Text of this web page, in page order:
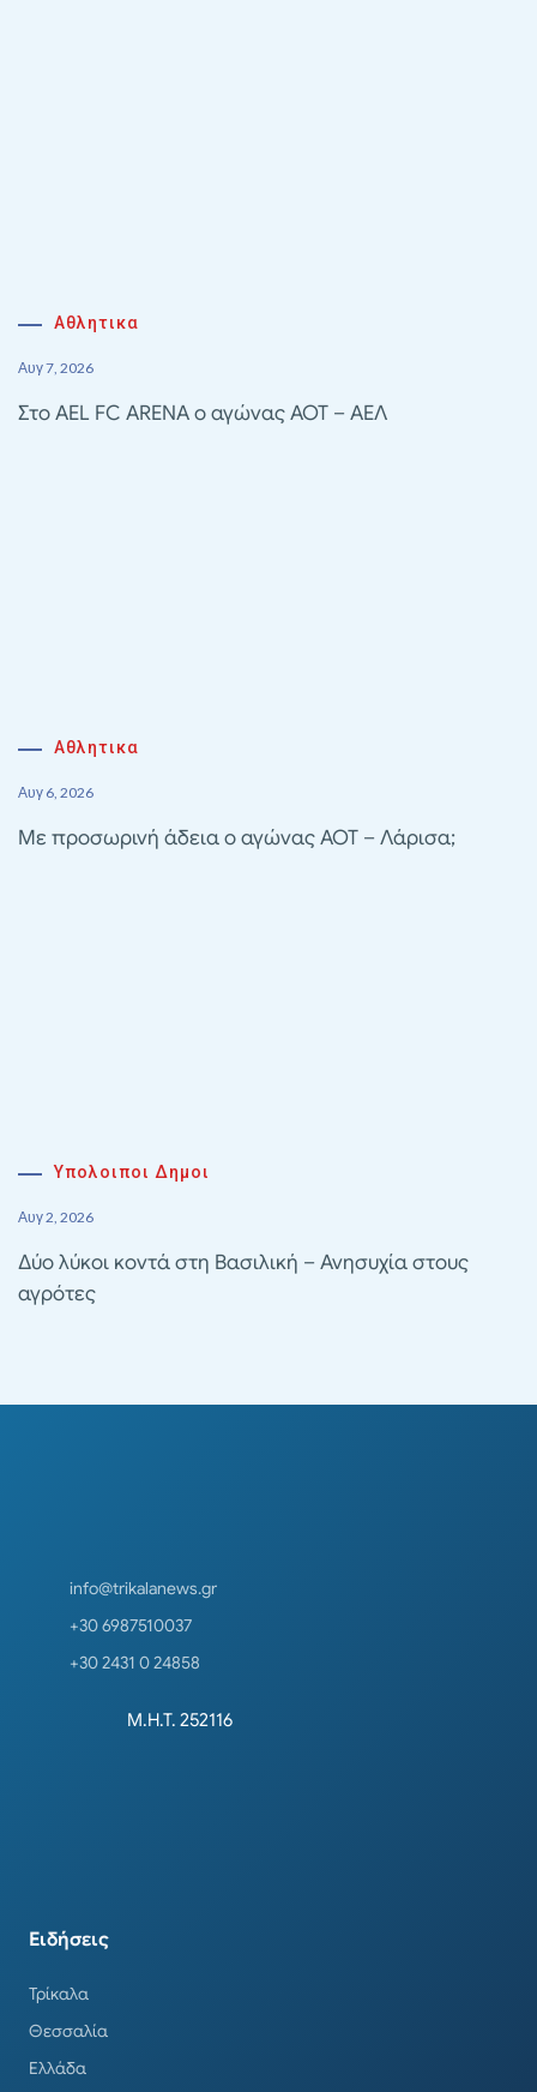
Αθλητικα
Αυγ 7, 2026
Στο AEL FC ARENA ο αγώνας ΑΟΤ – ΑΕΛ
Αθλητικα
Αυγ 6, 2026
Με προσωρινή άδεια ο αγώνας ΑΟΤ – Λάρισα;
Υπολοιποι Δημοι
Αυγ 2, 2026
Δύο λύκοι κοντά στη Βασιλική – Ανησυχία στους
αγρότες
info@trikalanews.gr
+30 6987510037
+30 2431 0 24858
Μ.Η.Τ. 252116
Ειδήσεις
Τρίκαλα
Θεσσαλία
Ελλάδα